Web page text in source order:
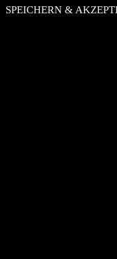
SPEICHERN &